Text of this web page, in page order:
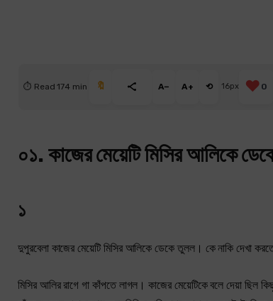
⏱ Read 174 min 🔖 A− A+ ⟲ 16px ❤️ 0
০১. কাজের মেয়েটি মিসির আলিকে
১
দুপুরবেলা কাজের মেয়েটি মিসির আলিকে ডেকে তুলল। কে নাকি দেখা
মিসির আলির রাগে গা কাঁপতে লাগল। কাজের মেয়েটিকে বলে দেয়া